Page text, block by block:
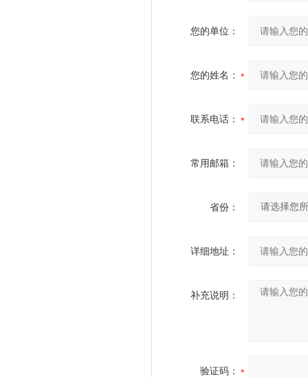
您的单位：
您的姓名：
联系电话：
常用邮箱：
省份：
详细地址：
补充说明：
验证码：